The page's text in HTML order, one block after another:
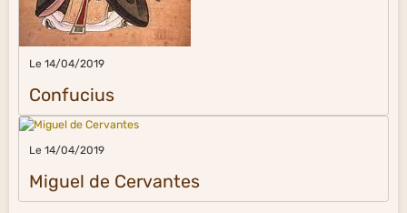
Le 14/04/2019
Confucius
Le 14/04/2019
Miguel de Cervantes